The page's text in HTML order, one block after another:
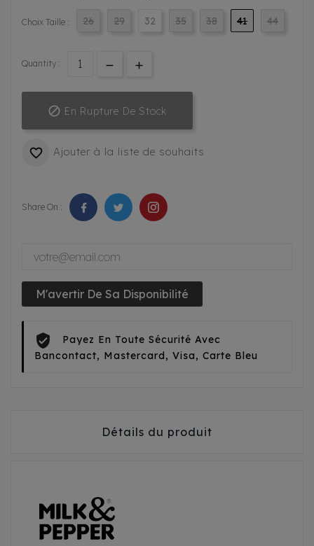
Choix Taille : 26 29 32 35 38 41 44
Quantity :
 En Rupture De Stock
 Ajouter à la liste de souhaits
Share On :
M'avertir De Sa Disponibilité
Payez En Toute Sécurité Avec
Bancontact, Mastercard, Visa, Carte Bleu
Détails du produit